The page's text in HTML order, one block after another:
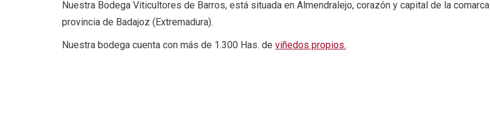
Nuestra Bodega Viticultores de Barros, está situada en Almendralejo, corazón y capital de la comarca
provincia de Badajoz (Extremadura).
Nuestra bodega cuenta con más de 1.300 Has. de viñedos propios.